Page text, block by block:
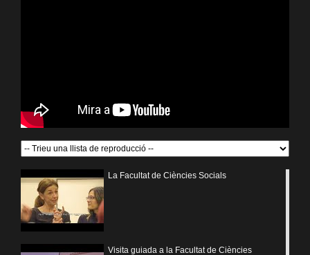
La Facultat de Ciències Socials
Visita guiada a la Facultat de Ciències